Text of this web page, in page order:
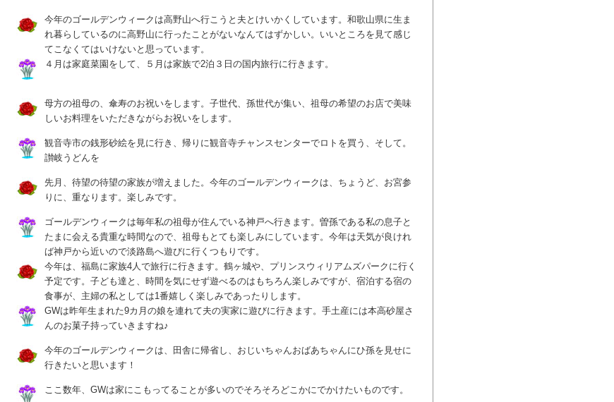
今年のゴールデンウィークは高野山へ行こうと夫とけいかくしています。和歌山県に生ま
れ暮らしているのに高野山に行ったことがないなんてはずかしい。いいところを見て感じ
てこなくてはいけないと思っています。
４月は家庭菜園をして、５月は家族で2泊３日の国内旅行に行きます。
母方の祖母の、傘寿のお祝いをします。子世代、孫世代が集い、祖母の希望のお店で美味
しいお料理をいただきながらお祝いをします。
観音寺市の銭形砂絵を見に行き、帰りに観音寺チャンスセンターでロトを買う、そして。
讃岐うどんを
先月、待望の待望の家族が増えました。今年のゴールデンウィークは、ちょうど、お宮参
りに、重なります。楽しみです。
ゴールデンウィークは毎年私の祖母が住んでいる神戸へ行きます。曽孫である私の息子と
たまに会える貴重な時間なので、祖母もとても楽しみにしています。今年は天気が良けれ
ば神戸から近いので淡路島へ遊びに行くつもりです。
今年は、福島に家族4人で旅行に行きます。鶴ヶ城や、プリンスウィリアムズパークに行く
予定です。子ども達と、時間を気にせず遊べるのはもちろん楽しみですが、宿泊する宿の
食事が、主婦の私としては1番嬉しく楽しみであったりします。
GWは昨年生まれた9カ月の娘を連れて夫の実家に遊びに行きます。手土産には本高砂屋さ
んのお菓子持っていきますね♪
今年のゴールデンウィークは、田舎に帰省し、おじいちゃんおばあちゃんにひ孫を見せに
行きたいと思います！
ここ数年、GWは家にこもってることが多いのでそろそろどこかにでかけたいものです。